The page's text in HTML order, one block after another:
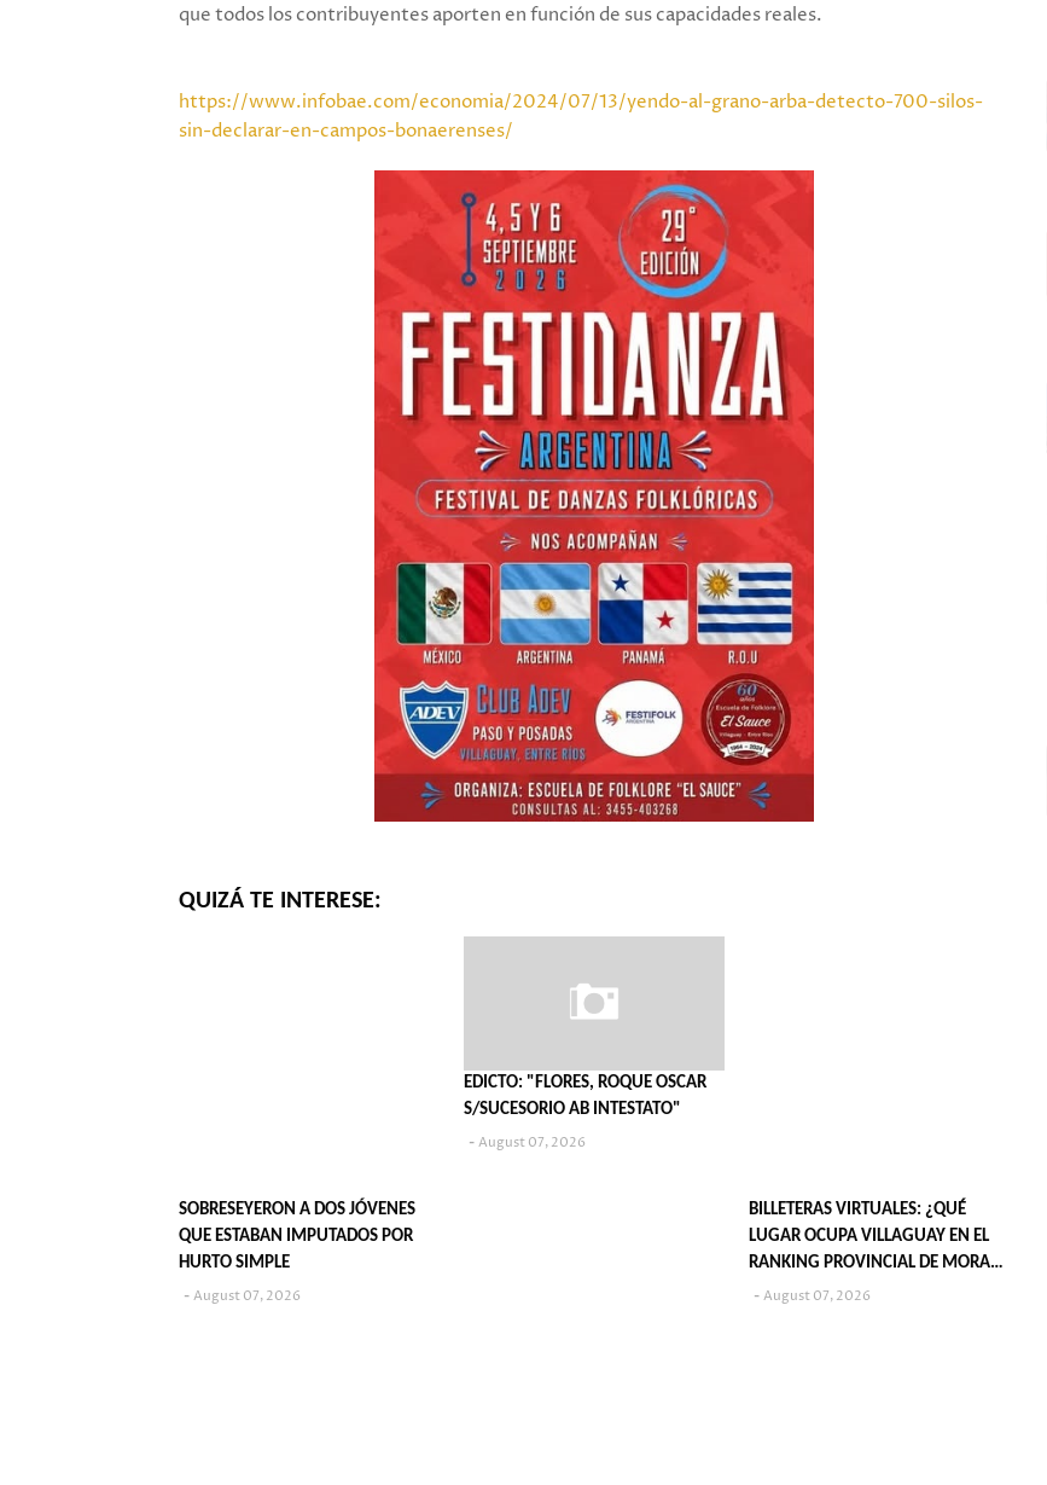
que todos los contribuyentes aporten en función de sus capacidades reales.
https://www.infobae.com/economia/2024/07/13/yendo-al-grano-arba-detecto-700-silos-
sin-declarar-en-campos-bonaerenses/
QUIZÁ TE INTERESE:
SOBRESEYERON A DOS JÓVENES
QUE ESTABAN IMPUTADOS POR
HURTO SIMPLE
August 07, 2026
EDICTO: "FLORES, ROQUE OSCAR
S/SUCESORIO AB INTESTATO"
August 07, 2026
BILLETERAS VIRTUALES: ¿QUÉ
LUGAR OCUPA VILLAGUAY EN EL
RANKING PROVINCIAL DE MORA
JUVENIL?
August 07, 2026